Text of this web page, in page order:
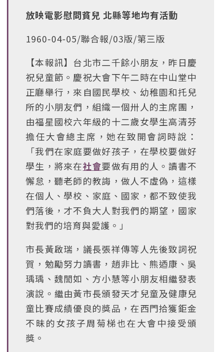
放映電影慰問貧兒 北縣等地均有活動
1960-04-05/聯合報/03版/第三版
【本報訊】台北市二千餘小朋友，昨日慶
祝兒童節。慶祝大會下午二時在中山堂中
正廳舉行，來自國民學校、幼稚園和托兒
所的小朋友們，組織一個卅人的主席團，
由福星國校六年級的十二歲女學生高清芬
擔任大會總主席，她在致開會詞時說：
「我們在家庭要做好孩子，在學校要做好
學生，將來在社會要做有用的人。讀書不
懈怠，聽老師的教誨，做人不虛偽，這樣
在個人、學校、家庭、國家，都不致使我
們落後，才不負大人對我們的期望，國家
對我們的培育與愛護。」
市長黃啟瑞，議長張祥傳等人先後致詞祝
賀，勉勵努力讀書，趙非比、熊迺康、吳
瑀瑀、魏誾如、方小慧等小朋友相繼發表
演說。繼由黃市長頒發天才兒童及健康兒
童比賽成績優良的獎品，在西門拾獲鉅金
不昧的女孩子周菊梯也在大會中接受頒
獎。